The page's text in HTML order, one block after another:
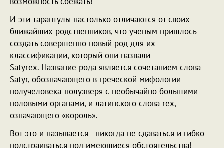
И эти тарантулы настолько отличаются от своих
ближайших родственников, что ученым пришлось
создать совершенно новый род для их
классификации, который они назвали
Satyrex. Название рода является сочетанием слова
Satyr, обозначающего в греческой мифологии
получеловека-полузверя с необычайно большими
половыми органами, и латинского слова rex,
означающего «король».
Вот это и называется - никогда не сдаваться и гибко
подстраиваться под имеющиеся обстоятельства!